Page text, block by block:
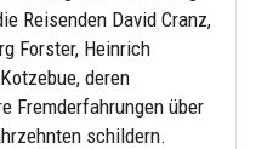
Reisenden David Cranz,
Forster, Heinrich
deren
Fremderfahrungen über
schildern.